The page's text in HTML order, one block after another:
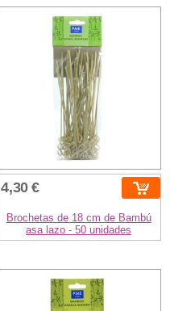
4,30 €
Brochetas de 18 cm de Bambú
asa lazo - 50 unidades